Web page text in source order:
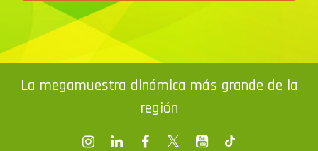
La megamuestra dinámica más grande de la
región